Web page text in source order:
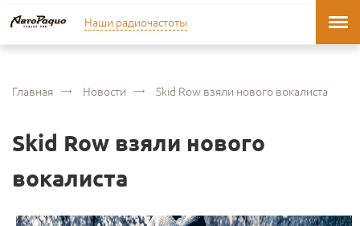
Наши радиочастоты
Главная Новости Skid Row взяли нового вокалиста
Skid Row взяли нового
вокалиста